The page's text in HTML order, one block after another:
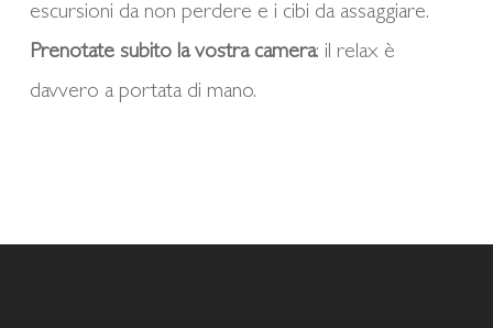
escursioni da non perdere e i cibi da assaggiare.
Prenotate subito la vostra camera: il relax è
davvero a portata di mano.